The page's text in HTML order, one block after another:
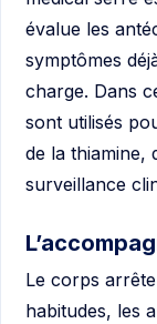
évalue les
symptômes
charge. Dans
sont utilisés
de la thiamine,
surveillance
Le corps
habitudes, les